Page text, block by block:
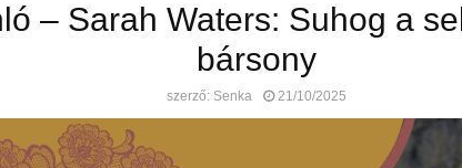
– Sarah Waters: Suhog a
bársony
szerző: Senka 21/10/2025